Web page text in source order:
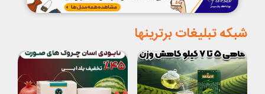
شبکه تبلیغات برترینها